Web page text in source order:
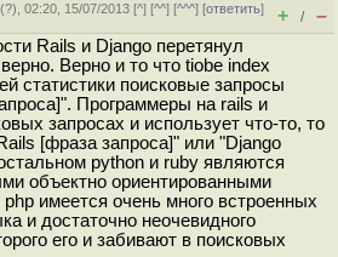
(?), 02:20, 15/07/2013 [^] [^^] [^^^] [ответить]
+ / –
Rails и Django перетянул
Верно и то что tiobe index
статистики поисковые запросы
Программеры на rails и
запросах и использует что-то, то
[фраза запроса]" или "Django
python и ruby являются
объектно ориентированными
имеется очень много встроенных
и достаточно неочевидного
его и забивают в поисковых